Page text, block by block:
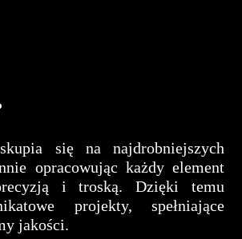
się na najdrobniejszych
opracowując każdy element
i troską. Dzięki temu
projekty, spełniające
jakości.